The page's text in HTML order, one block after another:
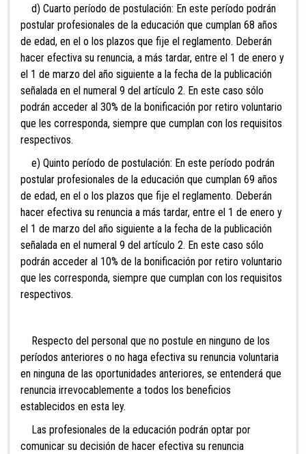
d) Cuarto período de postulación: En este período podrán
postular profesionales de la educación que cumplan 68 años
de edad, en el o los plazos que fije el reglamento. Deberán
hacer efectiva su renuncia, a más tardar, entre el 1 de enero y
el 1 de marzo del año siguiente a la fecha de la publicación
señalada en el numeral 9 del artículo 2. En este caso sólo
podrán acceder al 30% de la bonificación por retiro voluntario
que les corresponda, siempre que cumplan con los requisitos
respectivos.
e) Quinto período de postulación: En este período podrán
postular profesionales de la educación que cumplan 69 años
de edad, en el o los plazos que fije el reglamento. Deberán
hacer efectiva su renuncia a más tardar, entre el 1 de enero y
el 1 de marzo del año siguiente a la fecha de la publicación
señalada en el numeral 9 del artículo 2. En este caso sólo
podrán acceder al 10% de la bonificación por retiro voluntario
que les corresponda, siempre que cumplan con los requisitos
respectivos.
Respecto del personal que no postule en ninguno de los
períodos anteriores o no haga efectiva su renuncia voluntaria
en ninguna de las oportunidades anteriores, se entenderá que
renuncia irrevocablemente a todos los beneficios
establecidos en esta ley.
Las profesionales de la educación podrán optar por
comunicar su decisión de hacer efectiva su renuncia